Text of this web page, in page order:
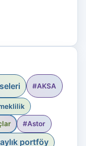
#AKSA
#Astor
portföy